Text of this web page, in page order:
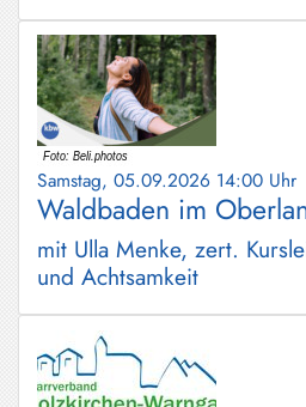
Samstag, 05.09.2026 14:00 Uhr
Waldbaden im
mit Ulla Menke, zert.
und Achtsamkeit